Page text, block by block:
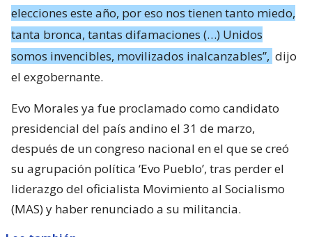
elecciones este año, por eso nos tienen tanto miedo,
tanta bronca, tantas difamaciones (…) Unidos
somos invencibles, movilizados inalcanzables”, dijo
el exgobernante.
Evo Morales ya fue proclamado como candidato
presidencial del país andino el 31 de marzo,
después de un congreso nacional en el que se creó
su agrupación política ‘Evo Pueblo’, tras perder el
liderazgo del oficialista Movimiento al Socialismo
(MAS) y haber renunciado a su militancia.